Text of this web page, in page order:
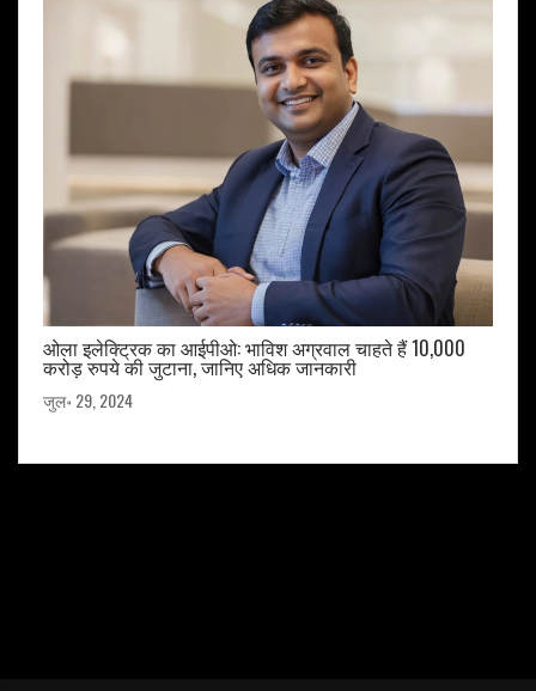
ओला इलेक्ट्रिक का आईपीओ: भाविश अग्रवाल चाहते हैं 10,000
करोड़ रुपये की जुटाना, जानिए अधिक जानकारी
जुल॰ 29, 2024